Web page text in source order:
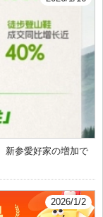
新参愛好家の増加で
2026/1/2